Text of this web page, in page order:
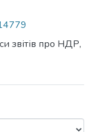
звітів про НДР,